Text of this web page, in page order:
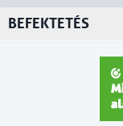
BEFEKTETÉS